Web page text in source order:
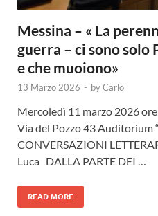
Messina – « La
guerra – ci sono solo
e che muoiono»
13 Marzo 2026 - byCarlo
Mercoledì 11 marzo 2026
Via del Pozzo 43 Auditorium
CONVERSAZIONI
Luca DALLA PARTE DEI …
READ MORE